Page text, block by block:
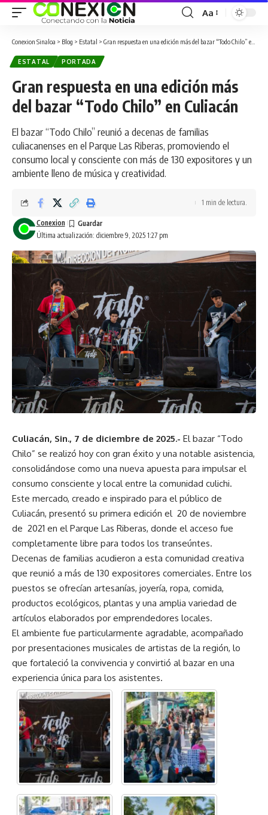
Aa
Conexion Sinaloa > Blog > Estatal > Gran respuesta en una edición más del bazar “Todo Chilo” en Culiacán
ESTATAL PORTADA
Gran respuesta en una edición más
del bazar “Todo Chilo” en Culiacán
El bazar “Todo Chilo” reunió a decenas de familias
culiacanenses en el Parque Las Riberas, promoviendo el
consumo local y consciente con más de 130 expositores y un
ambiente lleno de música y creatividad.
Última actualización: diciembre 9, 2025 1:27 pm
Conexion
1 min de lectura.
Culiacán, Sin., 7 de diciembre de 2025.- El bazar “Todo
Chilo” se realizó hoy con gran éxito y una notable asistencia,
consolidándose como una nueva apuesta para impulsar el
consumo consciente y local entre la comunidad culichi.
Este mercado, creado e inspirado para el público de
Culiacán, presentó su primera edición el 20 de noviembre
de 2021 en el Parque Las Riberas, donde el acceso fue
completamente libre para todos los transeúntes.
Decenas de familias acudieron a esta comunidad creativa
que reunió a más de 130 expositores comerciales. Entre los
puestos se ofrecían artesanías, joyería, ropa, comida,
productos ecológicos, plantas y una amplia variedad de
artículos elaborados por emprendedores locales.
El ambiente fue particularmente agradable, acompañado
por presentaciones musicales de artistas de la región, lo
que fortaleció la convivencia y convirtió al bazar en una
experiencia única para los asistentes.